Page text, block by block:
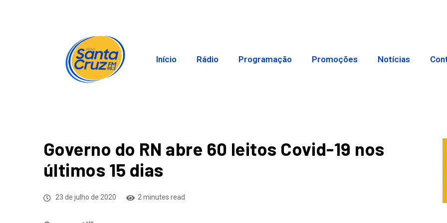
Início Rádio Programação Promoções Notícias
Governo do RN abre 60 leitos Covid-19 nos
últimos 15 dias
23 de julho de 2020 2 minutes read